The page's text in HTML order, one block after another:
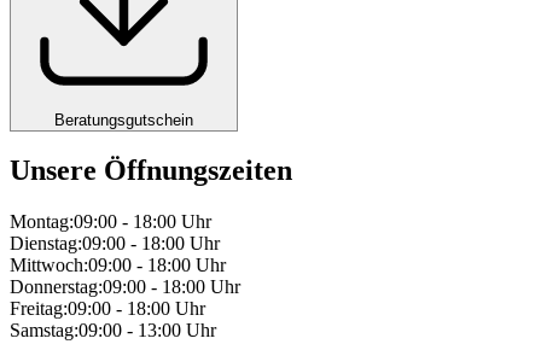
Beratungsgutschein
Unsere Öffnungszeiten
Montag:09:00 - 18:00 Uhr
Dienstag:09:00 - 18:00 Uhr
Mittwoch:09:00 - 18:00 Uhr
Donnerstag:09:00 - 18:00 Uhr
Freitag:09:00 - 18:00 Uhr
Samstag:09:00 - 13:00 Uhr